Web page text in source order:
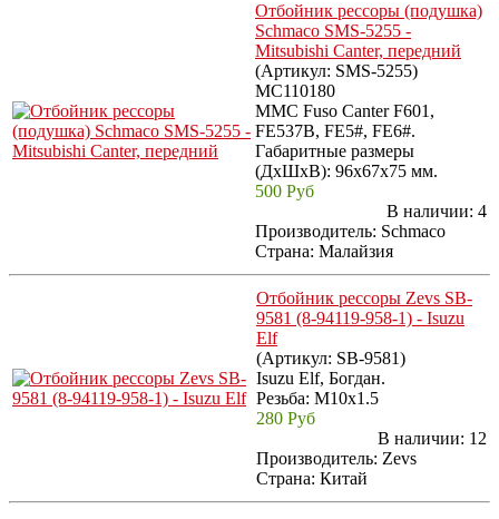
Отбойник рессоры (подушка)
Schmaco SMS-5255 -
Mitsubishi Canter, передний
(Артикул: SMS-5255)
MC110180
MMC Fuso Canter F601,
FE537B, FE5#, FE6#.
Габаритные размеры
(ДхШхВ): 96x67x75 мм.
500 Руб
В наличии: 4
Производитель: Schmaco
Страна: Малайзия
Отбойник рессоры Zevs SB-
9581 (8-94119-958-1) - Isuzu
Elf
(Артикул: SB-9581)
Isuzu Elf, Богдан.
Резьба: M10x1.5
280 Руб
В наличии: 12
Производитель: Zevs
Страна: Китай